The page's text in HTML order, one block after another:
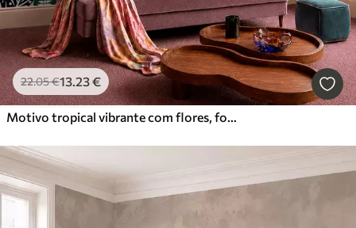
22.05€13 .23€